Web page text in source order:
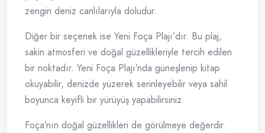
zengin deniz canlılarıyla doludur.
Diğer bir seçenek ise Yeni Foça Plajı’dır. Bu plaj,
sakin atmosferi ve doğal güzellikleriyle tercih edilen
bir noktadır. Yeni Foça Plajı’nda güneşlenip kitap
okuyabilir, denizde yüzerek serinleyebilir veya sahil
boyunca keyifli bir yürüyüş yapabilirsiniz.
Foça’nın doğal güzellikleri de görülmeye değerdir.